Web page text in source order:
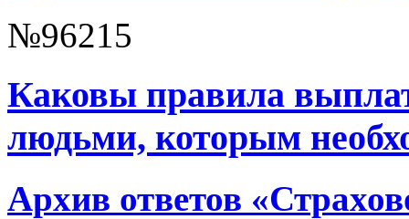
№96215
Каковы правила
людьми, которым
Архив ответов